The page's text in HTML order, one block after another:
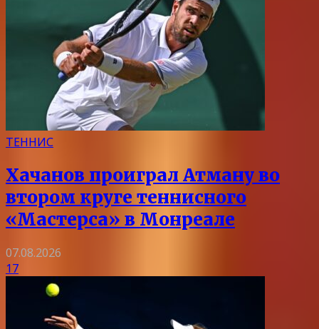
ТЕННИС
Хачанов проиграл Атману во
втором круге теннисного
«Мастерса» в Монреале
07.08.2026
17